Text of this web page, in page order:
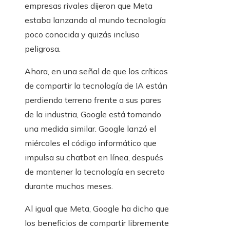
empresas rivales dijeron que Meta
estaba lanzando al mundo tecnología
poco conocida y quizás incluso
peligrosa.
Ahora, en una señal de que los críticos
de compartir la tecnología de IA están
perdiendo terreno frente a sus pares
de la industria, Google está tomando
una medida similar. Google lanzó el
miércoles el código informático que
impulsa su chatbot en línea, después
de mantener la tecnología en secreto
durante muchos meses.
Al igual que Meta, Google ha dicho que
los beneficios de compartir libremente